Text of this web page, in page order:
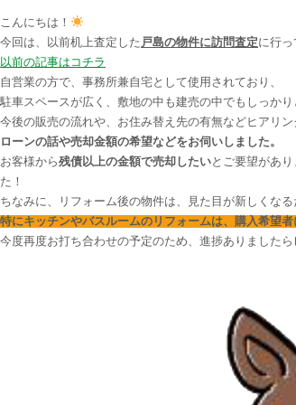
こんにちは！
今回は、以前机上査定した 戸島の物件に訪問査定に行っ
以前の記事はコチラ
自営業の方で、事務所兼自宅として使用されており、
駐車スペースが広く、敷地の中も建売の中でもしっか
今後の販売の流れや、お住み替え先の有無などヒアリ
ローンの話や売却金額の希望などをお伺いしました。
お客様から残債以上の金額で売却したいとご要望があ
た！
ちなみに、リフォーム後の物件は、見た目が新しくな
特にキッチンやバスルームのリフォームは、購入希望
今度再度お打ち合わせの予定のため、進捗ありました